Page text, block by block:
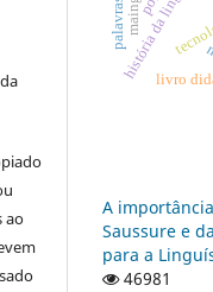
ao
livro
A
Saussure e
para a
46981